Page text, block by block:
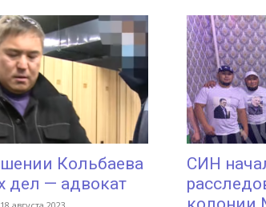
Кольбаева
дел — адвокат
СИН